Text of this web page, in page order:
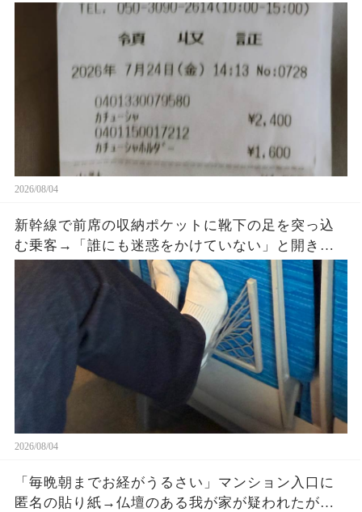
購入品を尋ねると、LINEの時刻と説明が崩れ始め
2026/08/04
新幹線で前席の収納ポケットに靴下の足を突っ込
む乗客→「誰にも迷惑をかけていない」と開き直
った直後、車掌が座席を確認すると…
2026/08/04
「毎晩朝までお経がうるさい」マンション入口に
匿名の貼り紙→仏壇のある我が家が疑われたが、